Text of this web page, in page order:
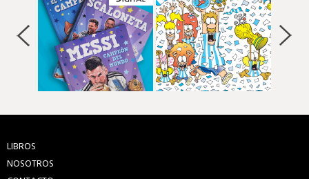
LIBROS
NOSOTROS